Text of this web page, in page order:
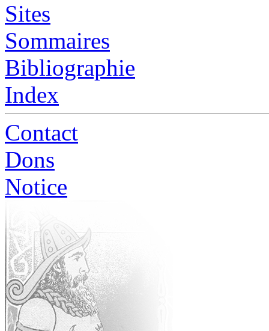
Sites
Sommaires
Bibliographie
Index
Contact
Dons
Notice